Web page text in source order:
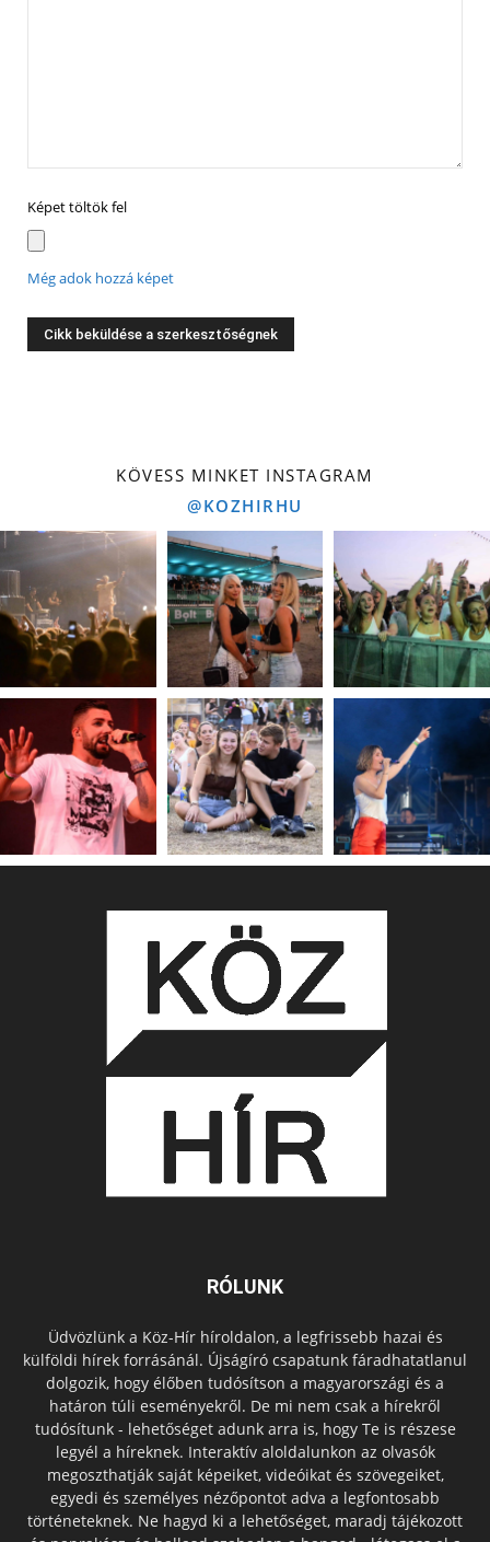
Képet töltök fel
Még adok hozzá képet
KÖVESS MINKET INSTAGRAM
@KOZHIRHU
RÓLUNK
Üdvözlünk a Köz-Hír híroldalon, a legfrissebb hazai és
külföldi hírek forrásánál. Újságíró csapatunk fáradhatatlanul
dolgozik, hogy élőben tudósítson a magyarországi és a
határon túli eseményekről. De mi nem csak a hírekről
tudósítunk - lehetőséget adunk arra is, hogy Te is részese
legyél a híreknek. Interaktív aloldalunkon az olvasók
megoszthatják saját képeiket, videóikat és szövegeiket,
egyedi és személyes nézőpontot adva a legfontosabb
történeteknek. Ne hagyd ki a lehetőséget, maradj tájékozott